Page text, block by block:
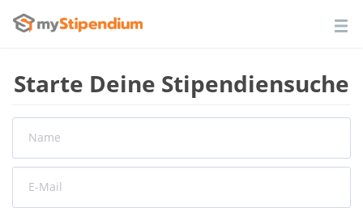
Starte Deine Stipendiensuche
Name
E-Mail